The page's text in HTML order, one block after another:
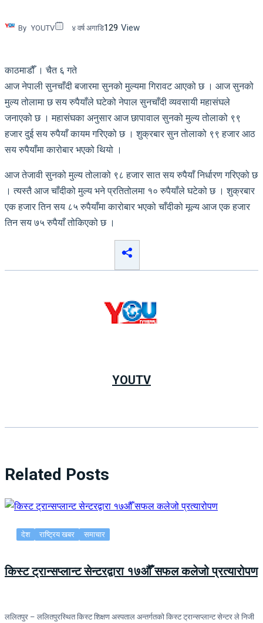
By YOUTV ४ वर्ष अगाडि129 View
काठमाडौँ । चैत ६ गते
आज नेपाली सुनचाँदी बजारमा सुनको मुल्यमा गिरावट आएको छ । आज सुनको
मुल्य तोलामा छ सय रुपैयाँले घटेको नेपाल सुनचाँदी व्यवसायी महासंघले
जनाएको छ । महासंघका अनुसार आज छापावाल सुनको मुल्य तोलाको ९९
हजार दुई सय रुपैयाँ कायम गरिएको छ । शुक्रबार सुन तोलाको ९९ हजार आठ
सय रुपैयाँमा कारोबार भएको थियो ।
आज तेजावी सुनको मुल्य तोलाको ९८ हजार सात सय रुपैयाँ निर्धारण गरिएको छ
। त्यस्तै आज चाँदीको मुल्य भने प्रतितोलमा १० रुपैयाँले घटेको छ । शुक्रबार
एक हजार तिन सय ८५ रुपैयाँमा कारोबार भएको चाँदीको मूल्य आज एक हजार
तिन सय ७५ रुपैयाँ तोकिएको छ ।
YOUTV
Related Posts
देश राष्ट्रिय खबर समाचार
किस्ट ट्रान्सप्लान्ट सेन्टरद्वारा १७औँ सफल कलेजो प्रत्यारोपण
ललितपुर – ललितपुरस्थित किस्ट शिक्षण अस्पताल अन्तर्गतको किस्ट ट्रान्सप्लान्ट सेन्टर ले निजी